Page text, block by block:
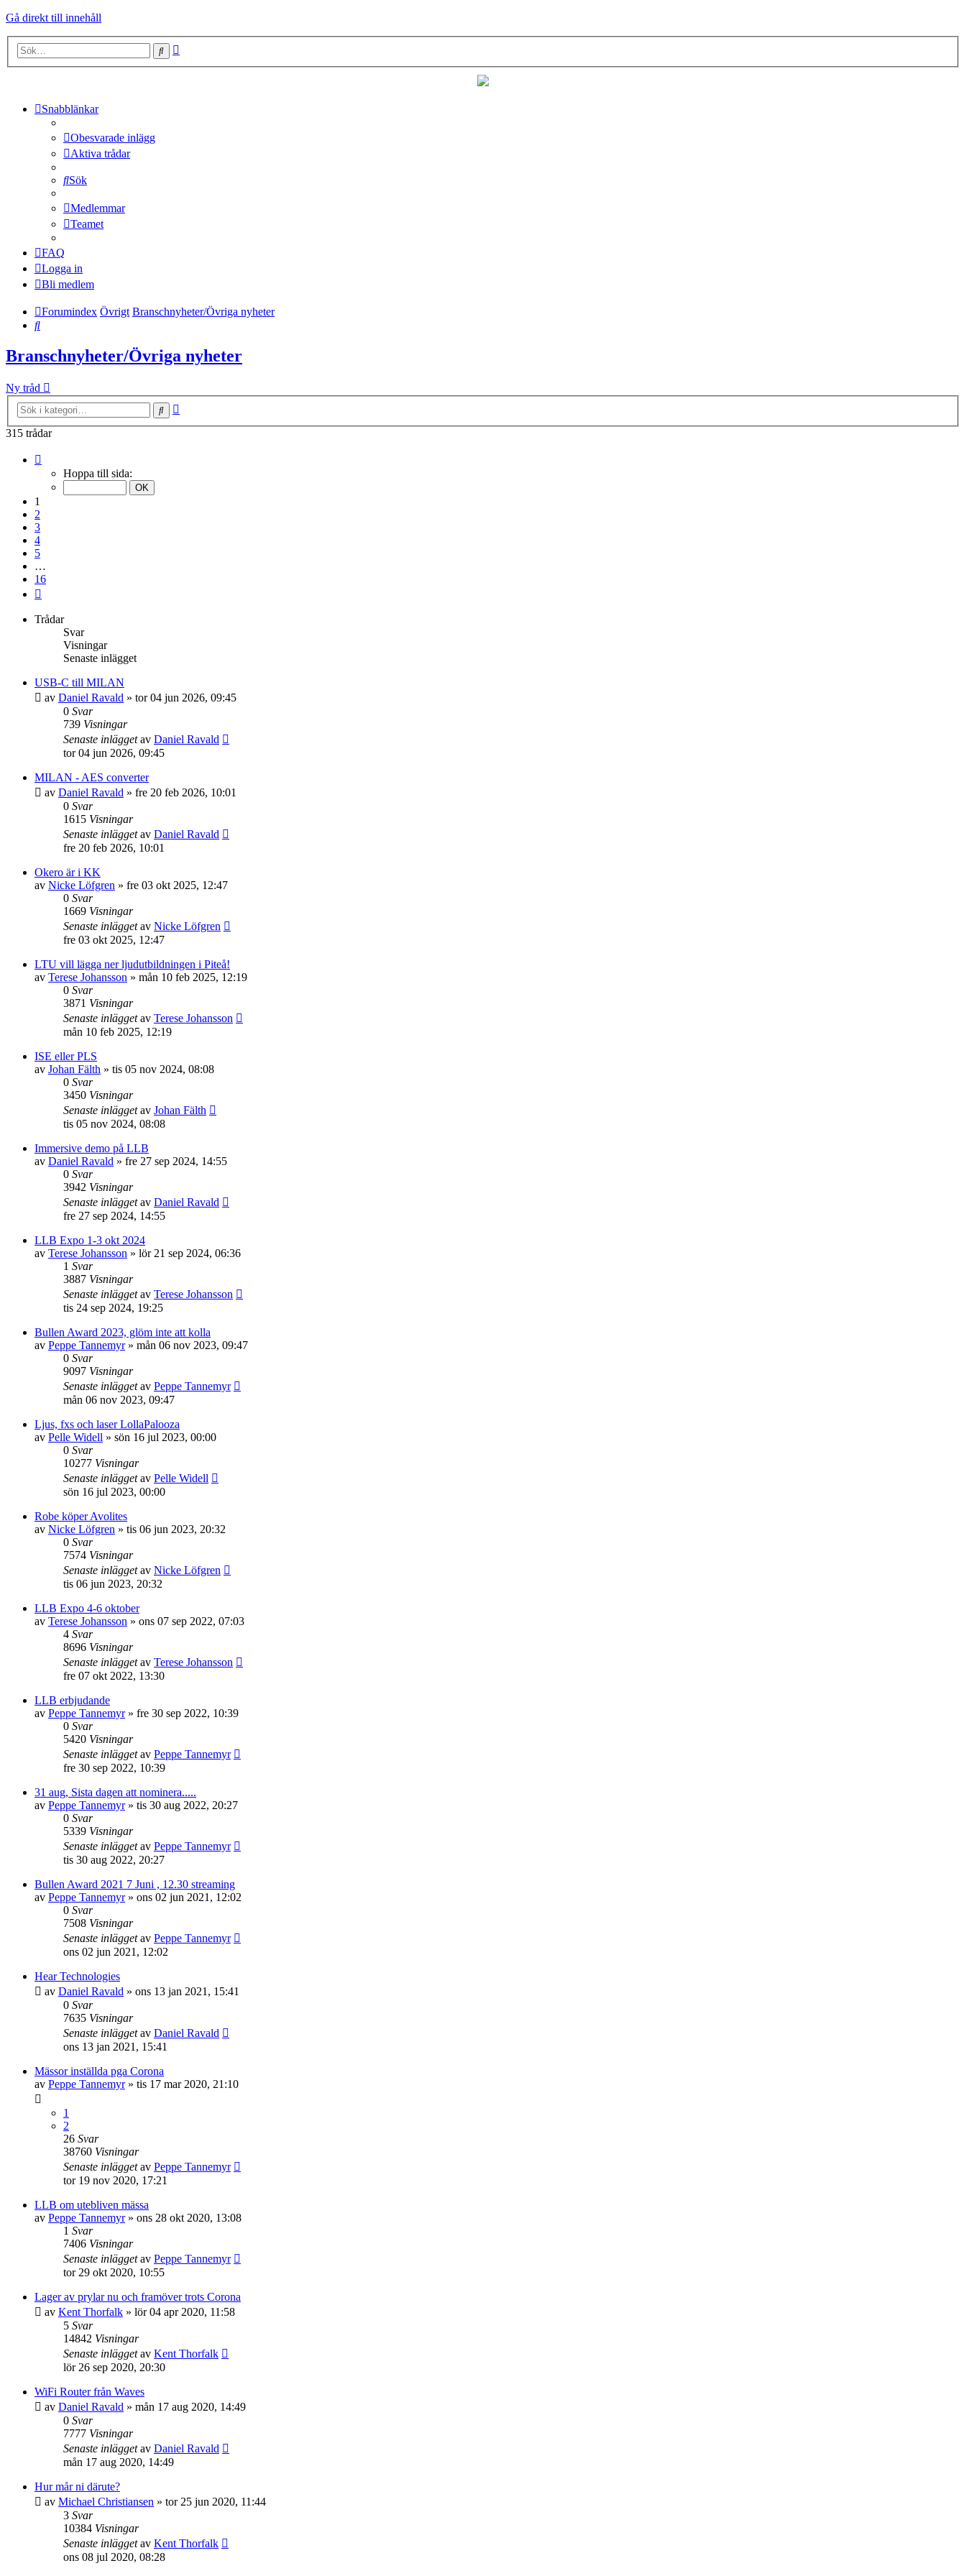
Gå direkt till innehåll
Sök
Snabblänkar
Obesvarade inlägg
Aktiva trådar
Sök
Medlemmar
Teamet
FAQ
Logga in
Bli medlem
Forumindex Övrigt Branschnyheter/Övriga nyheter
Sök
Branschnyheter/Övriga nyheter
Ny tråd
Sök
315 trådar
Hoppa till sida:
1
2
3
4
5
…
16
Trådar
Svar
Visningar
Senaste inlägget
USB-C till MILAN
av Daniel Ravald » tor 04 jun 2026, 09:45
0 Svar
739 Visningar
Senaste inläggetav Daniel Ravald
tor 04 jun 2026, 09:45
MILAN - AES converter
av Daniel Ravald » fre 20 feb 2026, 10:01
0 Svar
1615 Visningar
Senaste inläggetav Daniel Ravald
fre 20 feb 2026, 10:01
Okero är i KK
av Nicke Löfgren » fre 03 okt 2025, 12:47
0 Svar
1669 Visningar
Senaste inläggetav Nicke Löfgren
fre 03 okt 2025, 12:47
LTU vill lägga ner ljudutbildningen i Piteå!
av Terese Johansson » mån 10 feb 2025, 12:19
0 Svar
3871 Visningar
Senaste inläggetav Terese Johansson
mån 10 feb 2025, 12:19
ISE eller PLS
av Johan Fälth » tis 05 nov 2024, 08:08
0 Svar
3450 Visningar
Senaste inläggetav Johan Fälth
tis 05 nov 2024, 08:08
Immersive demo på LLB
av Daniel Ravald » fre 27 sep 2024, 14:55
0 Svar
3942 Visningar
Senaste inläggetav Daniel Ravald
fre 27 sep 2024, 14:55
LLB Expo 1-3 okt 2024
av Terese Johansson » lör 21 sep 2024, 06:36
1 Svar
3887 Visningar
Senaste inläggetav Terese Johansson
tis 24 sep 2024, 19:25
Bullen Award 2023, glöm inte att kolla
av Peppe Tannemyr» mån 06 nov 2023, 09:47
0 Svar
9097 Visningar
Senaste inläggetav Peppe Tannemyr
mån 06 nov 2023, 09:47
Ljus, fxs och laser LollaPalooza
av Pelle Widell » sön 16 jul 2023, 00:00
0 Svar
10277 Visningar
Senaste inläggetav Pelle Widell
sön 16 jul 2023, 00:00
Robe köper Avolites
av Nicke Löfgren » tis 06 jun 2023, 20:32
0 Svar
7574 Visningar
Senaste inläggetav Nicke Löfgren
tis 06 jun 2023, 20:32
LLB Expo 4-6 oktober
av Terese Johansson » ons 07 sep 2022, 07:03
4 Svar
8696 Visningar
Senaste inläggetav Terese Johansson
fre 07 okt 2022, 13:30
LLB erbjudande
av Peppe Tannemyr» fre 30 sep 2022, 10:39
0 Svar
5420 Visningar
Senaste inläggetav Peppe Tannemyr
fre 30 sep 2022, 10:39
31 aug, Sista dagen att nominera.....
av Peppe Tannemyr» tis 30 aug 2022, 20:27
0 Svar
5339 Visningar
Senaste inläggetav Peppe Tannemyr
tis 30 aug 2022, 20:27
Bullen Award 2021 7 Juni , 12.30 streaming
av Peppe Tannemyr» ons 02 jun 2021, 12:02
0 Svar
7508 Visningar
Senaste inläggetav Peppe Tannemyr
ons 02 jun 2021, 12:02
Hear Technologies
av Daniel Ravald » ons 13 jan 2021, 15:41
0 Svar
7635 Visningar
Senaste inläggetav Daniel Ravald
ons 13 jan 2021, 15:41
Mässor inställda pga Corona
av Peppe Tannemyr» tis 17 mar 2020, 21:10
1
2
26 Svar
38760 Visningar
Senaste inläggetav Peppe Tannemyr
tor 19 nov 2020, 17:21
LLB om utebliven mässa
av Peppe Tannemyr» ons 28 okt 2020, 13:08
1 Svar
7406 Visningar
Senaste inläggetav Peppe Tannemyr
tor 29 okt 2020, 10:55
Lager av prylar nu och framöver trots Corona
av Kent Thorfalk » lör 04 apr 2020, 11:58
5 Svar
14842 Visningar
Senaste inläggetav Kent Thorfalk
lör 26 sep 2020, 20:30
WiFi Router från Waves
av Daniel Ravald » mån 17 aug 2020, 14:49
0 Svar
7777 Visningar
Senaste inläggetav Daniel Ravald
mån 17 aug 2020, 14:49
Hur mår ni därute?
av Michael Christiansen » tor 25 jun 2020, 11:44
3 Svar
10384 Visningar
Senaste inläggetav Kent Thorfalk
ons 08 jul 2020, 08:28